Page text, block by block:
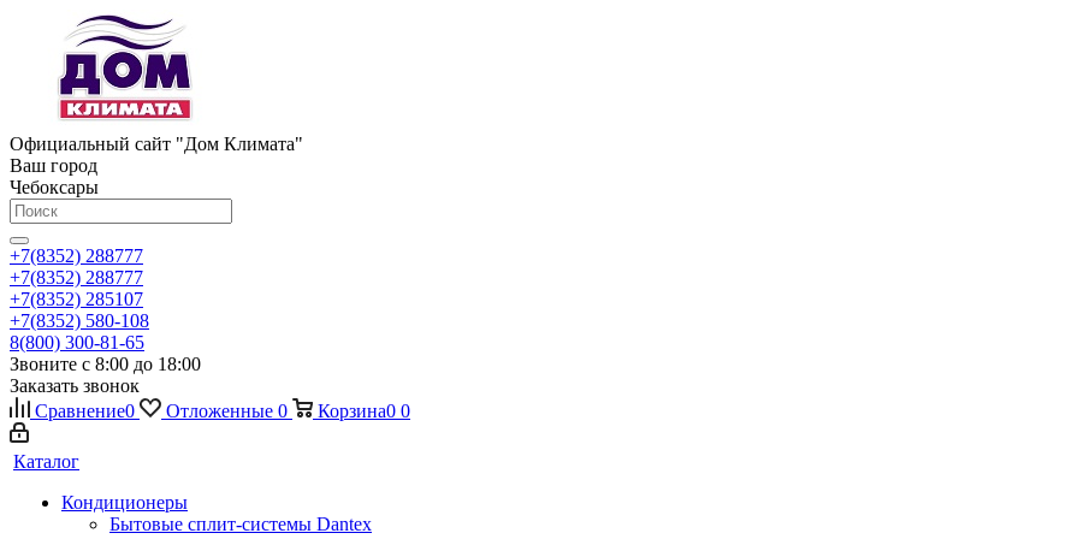
Официальный сайт "Дом Климата"
Ваш город
Чебоксары
+7(8352) 288777
+7(8352) 288777
+7(8352) 285107
+7(8352) 580-108
8(800) 300-81-65
Звоните с 8:00 до 18:00
Заказать звонок
Сравнение0 Отложенные 0 Корзина0 0
Каталог
Кондиционеры
Бытовые сплит-системы Dantex